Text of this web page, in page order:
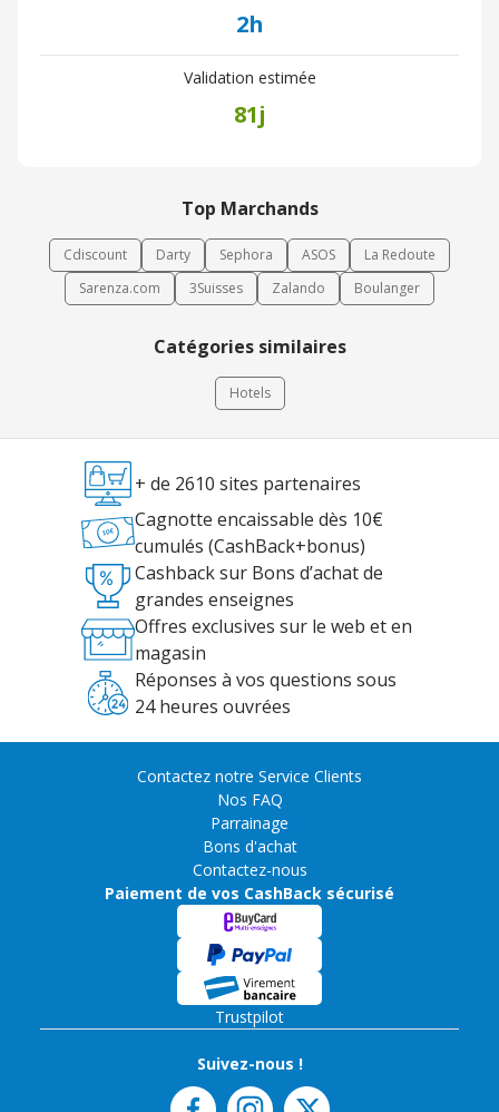
2h
Validation estimée
81j
Top Marchands
Cdiscount Darty Sephora ASOS
La Redoute
Sarenza.com
3Suisses Zalando Boulanger
Catégories similaires
Hotels
+ de 2610 sites partenaires
Cagnotte encaissable dès 10€
cumulés (CashBack+bonus)
Cashback sur Bons d’achat de
grandes enseignes
Offres exclusives sur le web et en
magasin
Réponses à vos questions sous
24 heures ouvrées
Contactez notre Service Clients
Nos FAQ
Parrainage
Bons d'achat
Contactez-nous
Paiement de vos CashBack sécurisé
Trustpilot
Suivez-nous !